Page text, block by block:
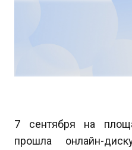
7 сентября на
прошла онлайн-